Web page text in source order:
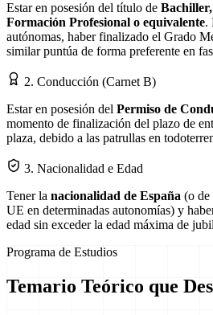
Estar en posesión del título de
Formación Profesional o equivalente.
autónomas, haber finalizado el Grado
similar puntúa de forma preferente en
2. Conducción (Carnet B)
Estar en posesión del Permiso de
momento de finalización del plazo de
plaza, debido a las patrullas en
3. Nacionalidad e Edad
Tener la nacionalidad de España (o de
UE en determinadas autonomías) y
edad sin exceder la edad máxima de
Programa de Estudios
Temario Teórico que